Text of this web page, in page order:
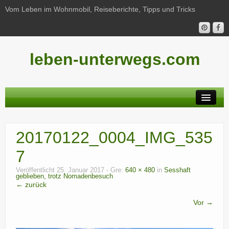
Vom Leben im Wohnmobil, Reiseberichte, Tipps und Tricks
leben-unterwegs.com
Reiseberichte
Unterwegs
Haushalt
20170122_0004_IMG_535
7
Veröffentlicht 25. Januar 2017 - Gre: 640 × 480 in Sesshaft
geblieben, trotz Nomadenbesuch
← zurück
Vor →